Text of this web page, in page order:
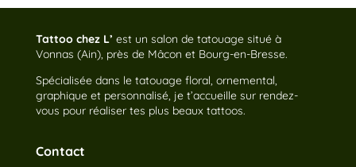
Tattoo chez L’ est un salon de tatouage situé à
Vonnas (Ain), près de Mâcon et Bourg-en-Bresse.
Spécialisée dans le tatouage floral, ornemental,
graphique et personnalisé, je t’accueille sur rendez-
vous pour réaliser tes plus beaux tattoos.
Contact